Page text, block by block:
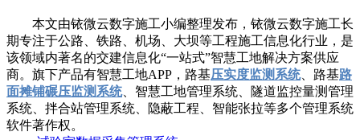
本文由铱微云数字施工小编整理发布，铱微云数字施工长
期专注于公路、铁路、机场、大坝等工程施工信息化行业，是
该领域内著名的交建信息化“一站式”智慧工地解决方案供应
商。旗下产品有智慧工地APP，路基压实度监测系统、路基路
面摊铺碾压监测系统、智慧工地管理系统、隧道监控量测管理
系统、拌合站管理系统、隐蔽工程、智能张拉等多个管理系统
软件著作权。